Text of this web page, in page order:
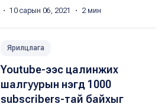
・ 10 сарын 06, 2021 ・ 2 мин
Ярилцлага
Youtube-ээс цалинжих
шалгуурын нэгд 1000
subscribers-тай байхыг